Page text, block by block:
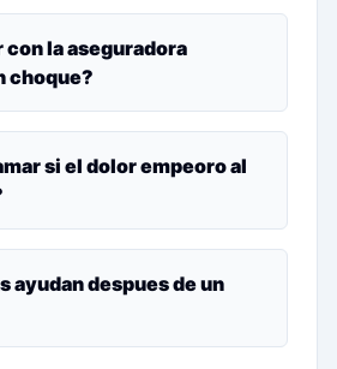
con la aseguradora
choque?
si el dolor empeoro al
ayudan despues de un